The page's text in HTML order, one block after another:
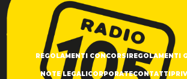
REGOLAMENTI CONCORSIREGOLAMENTI
NOTE LEGALICORPORATECONTATTI